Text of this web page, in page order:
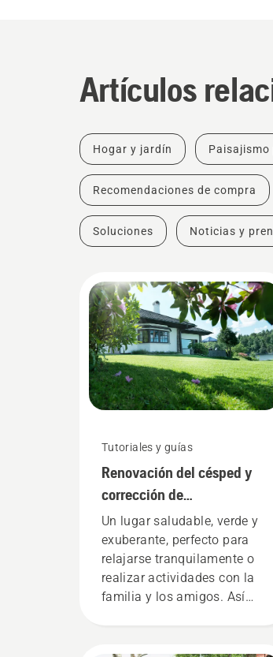
Artículos
Hogar y jardín Paisajismo
Recomendaciones de compra
Soluciones Noticias y
Tutoriales y guías
Renovación del césped y
corrección de
irregularidades en la
hierba
Un lugar saludable, verde y
exuberante, perfecto para
relajarse tranquilamente o
realizar actividades con la
familia y los amigos. Así
cuando hay zonas de